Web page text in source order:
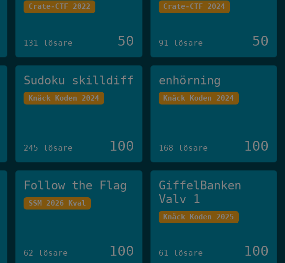
Crate-CTF 2022
131 lösare 50
Crate-CTF 2024
91 lösare 50
Sudoku skilldiff
Knäck Koden 2024
245 lösare 100
enhörning
Knäck Koden 2024
168 lösare 100
Follow the Flag
SSM 2026 Kval
62 lösare 100
GiffelBanken
Valv 1
Knäck Koden 2025
61 lösare 100